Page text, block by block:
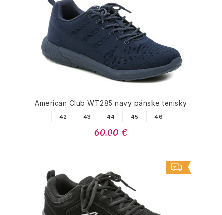
American Club WT285 navy pánske tenisky
42 43 44 45 46
60.00 €